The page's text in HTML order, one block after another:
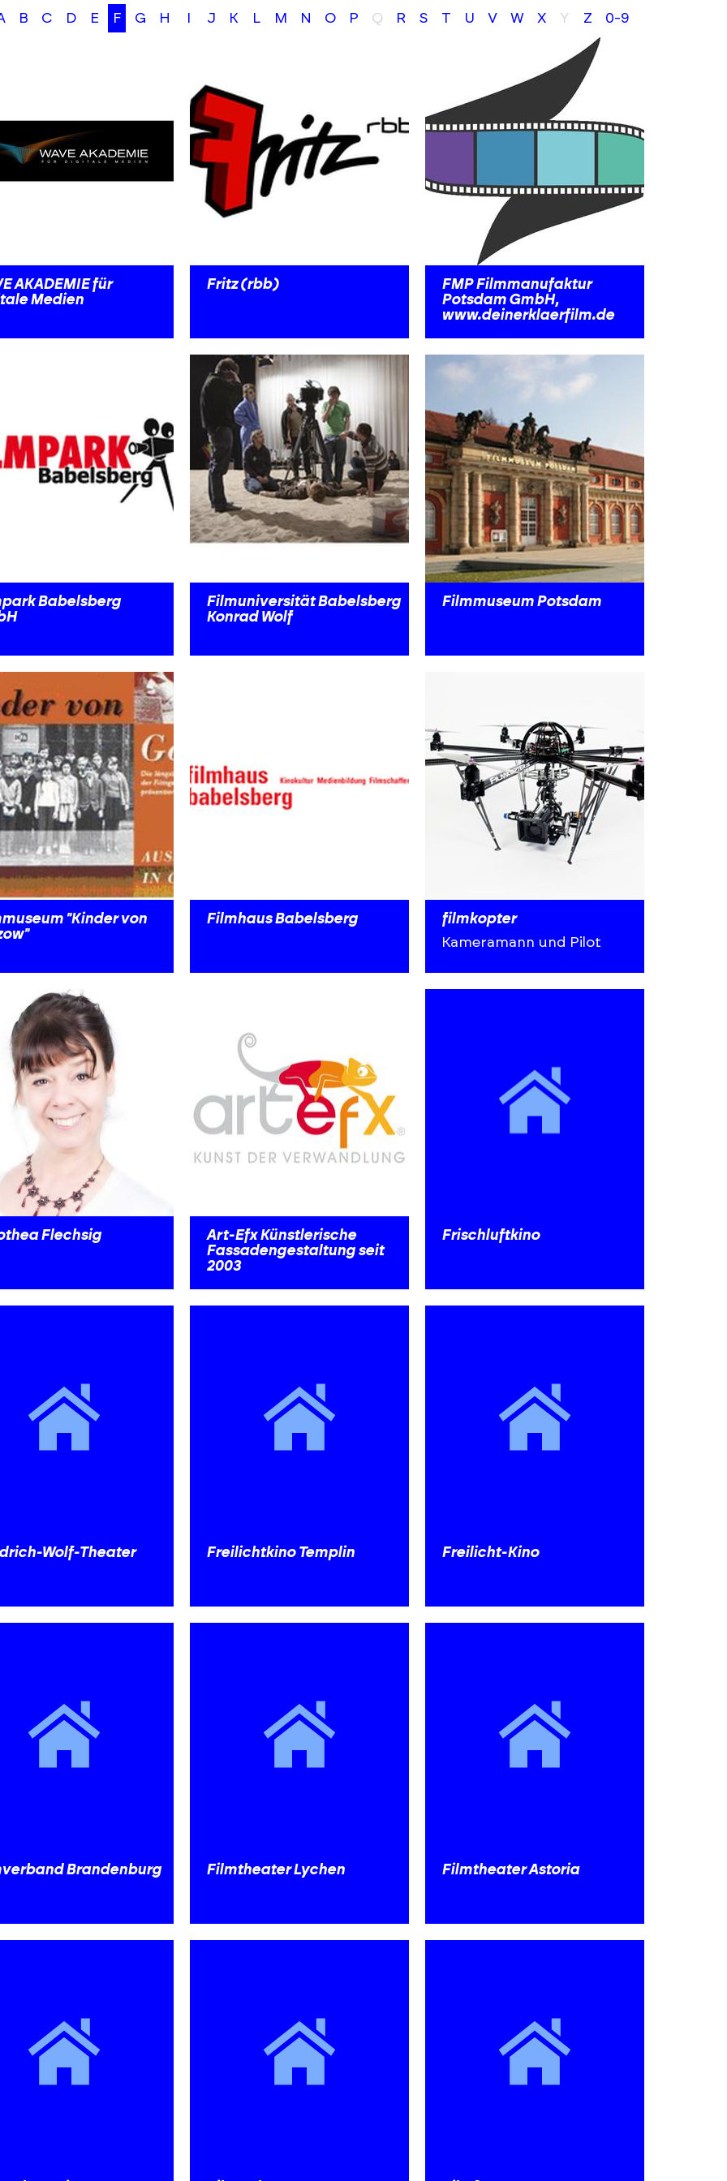
B C D E F G H J K L M N O P Q R S T U V W X Y Z 0-9
AKADEMIE für
Medien
Fritz (rbb)
FMP Filmmanufaktur
Potsdam GmbH,
www.deinerklaerfilm.de
Babelsberg
Filmuniversität Babelsberg
Konrad Wolf
Filmmuseum Potsdam
"Kinder von
Filmhaus Babelsberg
filmkopter
Kameramann und Pilot
Flechsig
Art-Efx Künstlerische
Fassadengestaltung seit
2003
Frischluftkino
Wolf-Theater Freilichtkino Templin Freilicht-Kino
Brandenburg Filmtheater Lychen Filmtheater Astoria